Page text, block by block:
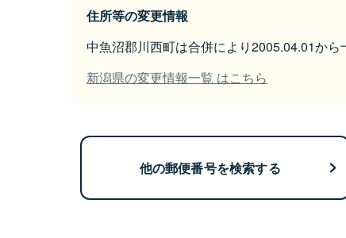
住所等の変更情報
中魚沼郡川西町は合併により2005.04.01から
新潟県の変更情報一覧 はこちら
他の郵便番号を検索する